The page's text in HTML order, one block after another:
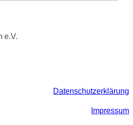
e.V.
Datenschutzerklärung
Impressum